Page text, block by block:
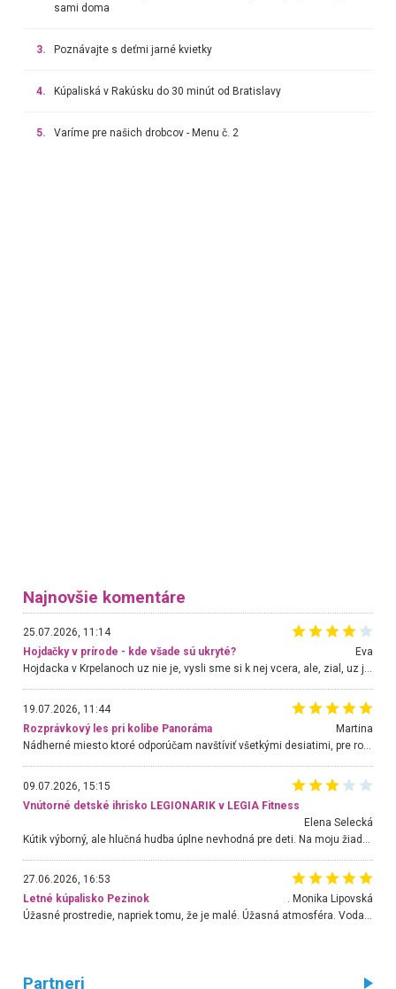
sami doma
3. Poznávajte s deťmi jarné kvietky
4. Kúpaliská v Rakúsku do 30 minút od Bratislavy
5. Varíme pre našich drobcov - Menu č. 2
Najnovšie komentáre
25.07.2026, 11:14
Hojdačky v prírode - kde všade sú ukryté?
Eva
Hojdacka v Krpelanoch uz nie je, vysli sme si k nej vcera, ale, zial, uz je znicena. Ak sem planujete cestu len kvoli hojdacke, mozete si ju usetrit. Krasny vyhlad je tu vsak aj bez hojdacky :-)
19.07.2026, 11:44
Rozprávkový les pri kolibe Panoráma
Martina
Nádherné miesto ktoré odporúčam navštíviť všetkými desiatimi, pre rodiny s deťmi, dôchodcom... Proste a jednoducho ozaj rozprávkový les.. určite ešte prídeme. Odniesli sme si na pamiatku krásne tričká,
09.07.2026, 15:15
Vnútorné detské ihrisko LEGIONARIK v LEGIA Fitness
Elena Selecká
27.06.2026, 16:53
Letné kúpalisko Pezinok
. Monika Lipovská
Úžasné prostredie, napriek tomu, že je malé. Úžasná atmosféra. Voda fantastická a nádherná. Ľudí je pomerne veľa, ale su mili a ohľaduplní. Je veľmi zaujímavé sledovať, ako dokážu spolu športovať cudzí ľudia a bez ohľadu na vek. Vládne tu pohoda. Vnuka neviem dostať z vody. Ďakujem za krásny deň . Urcite sa sem vrátim. Jediný problém je s parkovaním, ale aj ten sa mi podarilo vyriešiť. Monika Bratislava
Partneri